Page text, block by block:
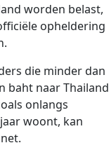
worden belast,
opheldering
die minder dan
baht naar Thailand
onlangs
woont, kan